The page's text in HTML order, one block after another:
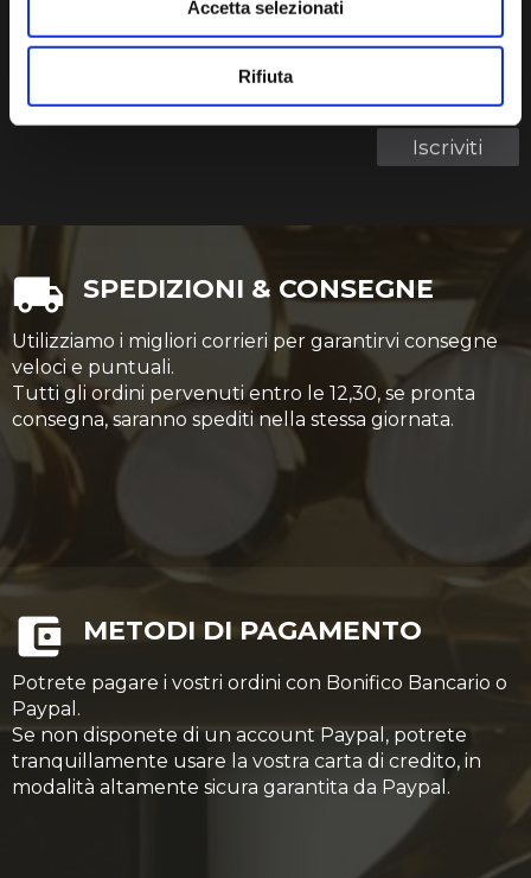
Accetta selezionati
Rifiuta
Iscriviti
SPEDIZIONI & CONSEGNE
Utilizziamo i migliori corrieri per garantirvi consegne
veloci e puntuali.
Tutti gli ordini pervenuti entro le 12,30, se pronta
consegna, saranno spediti nella stessa giornata.
METODI DI PAGAMENTO
Potrete pagare i vostri ordini con Bonifico Bancario o
Paypal.
Se non disponete di un account Paypal, potrete
tranquillamente usare la vostra carta di credito, in
modalità altamente sicura garantita da Paypal.